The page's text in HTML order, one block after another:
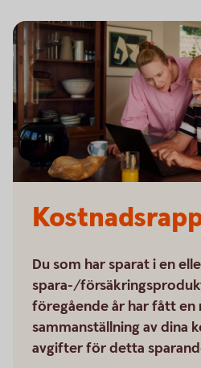
Du som har sparat i en
spara-/
föregående år har fått
sammanställning av dina
avgifter för detta